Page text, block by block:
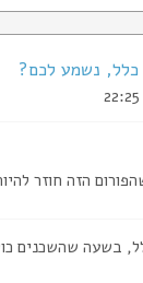
הזה חוזר
בשעה שהשכנים